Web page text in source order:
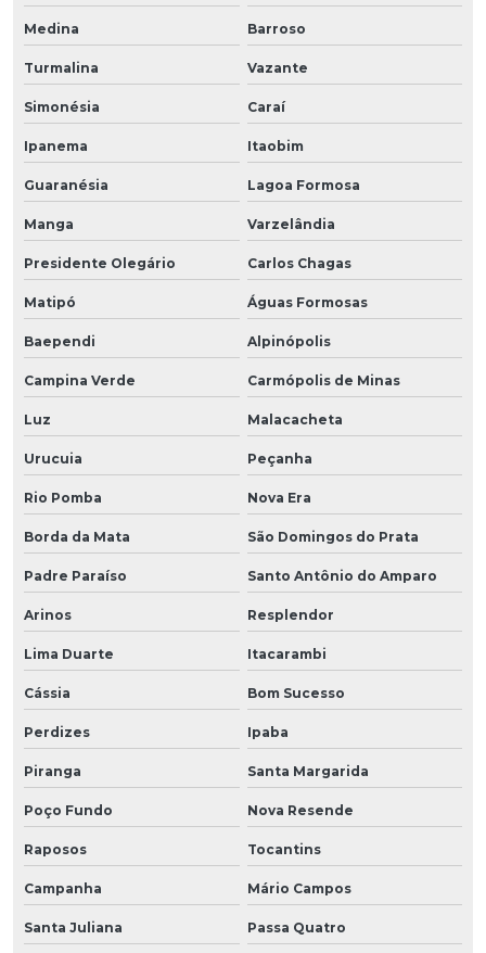
Medina Barroso
Turmalina Vazante
Simonésia Caraí
Ipanema Itaobim
Guaranésia Lagoa Formosa
Manga Varzelândia
Presidente Olegário Carlos Chagas
Matipó Águas Formosas
Baependi Alpinópolis
Campina Verde Carmópolis de Minas
Luz Malacacheta
Urucuia Peçanha
Rio Pomba Nova Era
Borda da Mata São Domingos do Prata
Padre Paraíso Santo Antônio do Amparo
Arinos Resplendor
Lima Duarte Itacarambi
Cássia Bom Sucesso
Perdizes Ipaba
Piranga Santa Margarida
Poço Fundo Nova Resende
Raposos Tocantins
Campanha Mário Campos
Santa Juliana Passa Quatro